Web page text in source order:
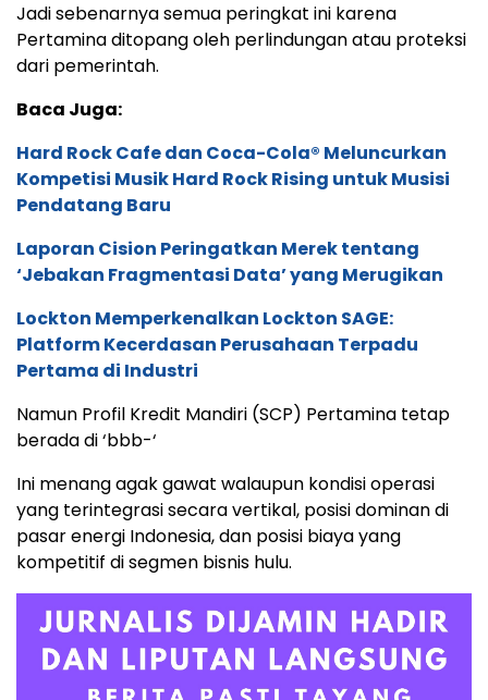
Jadi sebenarnya semua peringkat ini karena
Pertamina ditopang oleh perlindungan atau proteksi
dari pemerintah.
Baca Juga:
Hard Rock Cafe dan Coca-Cola® Meluncurkan
Kompetisi Musik Hard Rock Rising untuk Musisi
Pendatang Baru
Laporan Cision Peringatkan Merek tentang
‘Jebakan Fragmentasi Data’ yang Merugikan
Lockton Memperkenalkan Lockton SAGE:
Platform Kecerdasan Perusahaan Terpadu
Pertama di Industri
Namun Profil Kredit Mandiri (SCP) Pertamina tetap
berada di ‘bbb-‘
Ini menang agak gawat walaupun kondisi operasi
yang terintegrasi secara vertikal, posisi dominan di
pasar energi Indonesia, dan posisi biaya yang
kompetitif di segmen bisnis hulu.